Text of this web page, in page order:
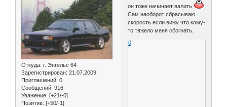
Откуда: г. Энгельс 64
Зарегистрирован: 21.07.2009
Приглашений: 0
Сообщений: 916
Уважение: [+21/-0]
Позитив: [+50/-1]
он тоже начинает валить
.
Сам наоборот сбрасываю
скорость если вижу что кому-
то тяжело меня обогнать.
0